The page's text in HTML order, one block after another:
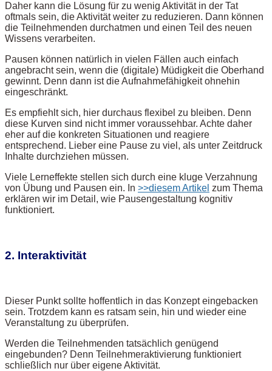
Daher kann die Lösung für zu wenig Aktivität in der Tat
oftmals sein, die Aktivität weiter zu reduzieren. Dann können
die Teilnehmenden durchatmen und einen Teil des neuen
Wissens verarbeiten.
Pausen können natürlich in vielen Fällen auch einfach
angebracht sein, wenn die (digitale) Müdigkeit die Oberhand
gewinnt. Denn dann ist die Aufnahmefähigkeit ohnehin
eingeschränkt.
Es empfiehlt sich, hier durchaus flexibel zu bleiben. Denn
diese Kurven sind nicht immer voraussehbar. Achte daher
eher auf die konkreten Situationen und reagiere
entsprechend. Lieber eine Pause zu viel, als unter Zeitdruck
Inhalte durchziehen müssen.
Viele Lerneffekte stellen sich durch eine kluge Verzahnung
von Übung und Pausen ein. In >>diesem Artikel zum Thema
erklären wir im Detail, wie Pausengestaltung kognitiv
funktioniert.
2. Interaktivität
Dieser Punkt sollte hoffentlich in das Konzept eingebacken
sein. Trotzdem kann es ratsam sein, hin und wieder eine
Veranstaltung zu überprüfen.
Werden die Teilnehmenden tatsächlich genügend
eingebunden? Denn Teilnehmeraktivierung funktioniert
schließlich nur über eigene Aktivität.